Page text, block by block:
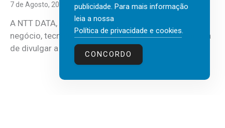
7 de Agosto, 2026
A NTT DATA, consultora global em serviços de
negócio, tecnologia e inteligência artificial (IA), acaba
de divulgar a mais recente...
publicidade. Para mais informação
leia a nossa
Política de privacidade e cookies.
CONCORDO